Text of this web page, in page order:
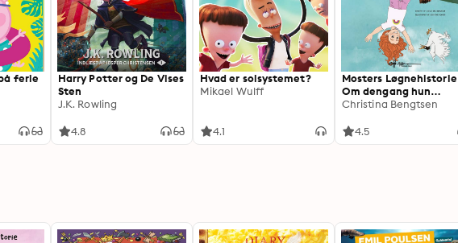
ferie
Harry Potter og De Vises
Sten
J.K. Rowling
4.8
Hvad er solsystemet?
Mikael Wulff
4.1
Mosters Løgnehistorie
Om dengang hun
gravede sig ned til Kina
Christina Bengtsen
4.5